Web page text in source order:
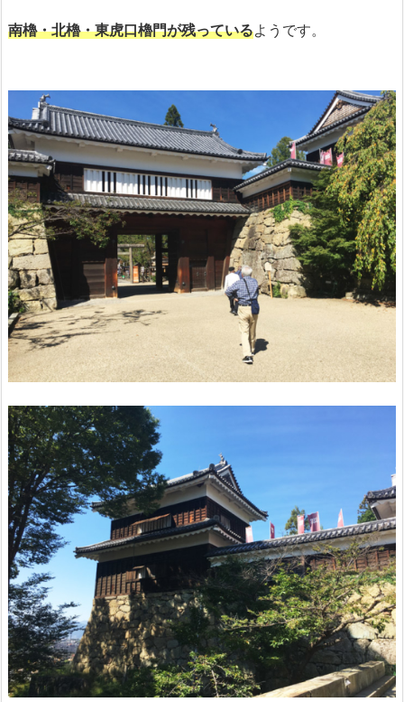
南櫓・北櫓・東虎口櫓門が残っているようです。